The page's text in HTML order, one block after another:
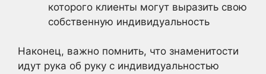
которого клиенты могут выразить свою
собственную индивидуальность
Наконец, важно помнить, что знаменитости
идут рука об руку с индивидуальностью